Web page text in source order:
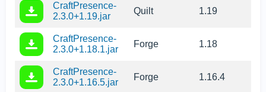
CraftPresence-
2.3.0+1.19.jar
Quilt 1.19
CraftPresence-
2.3.0+1.18.1.jar
Forge 1.18
CraftPresence-
2.3.0+1.16.5.jar
Forge 1.16.4